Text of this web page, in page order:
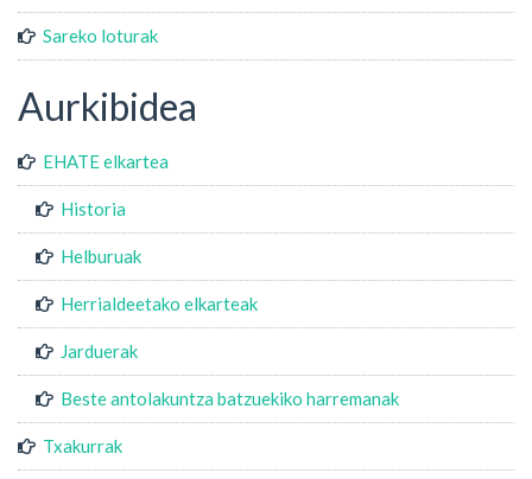
Sareko loturak
Aurkibidea
EHATE elkartea
Historia
Helburuak
Herrialdeetako elkarteak
Jarduerak
Beste antolakuntza batzuekiko harremanak
Txakurrak